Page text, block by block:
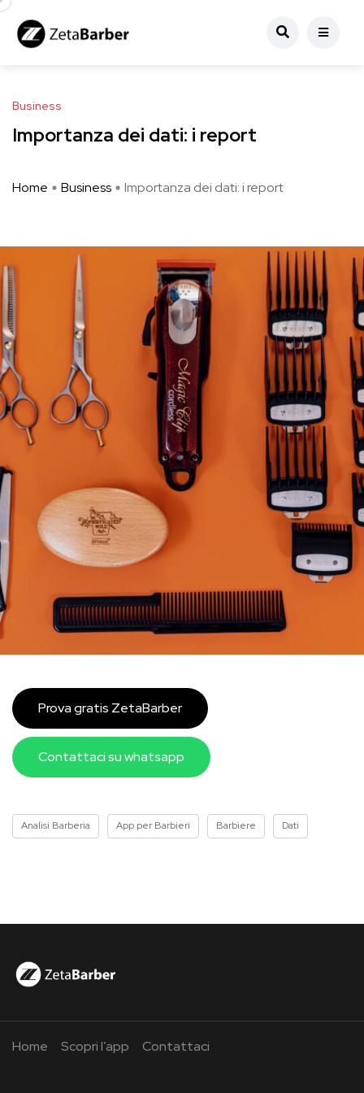
Business
Importanza dei dati: i report
Home Business Importanza dei dati: i report
Prova gratis ZetaBarber
Contattaci su whatsapp
Analisi Barberia App per Barbieri Barbiere Dati
Home Scopri l’app Contattaci